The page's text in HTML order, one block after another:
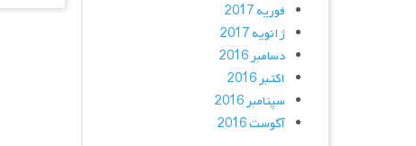
فوریه 2017
ژانویه 2017
دسامبر 2016
اکتبر 2016
سپتامبر 2016
آگوست 2016